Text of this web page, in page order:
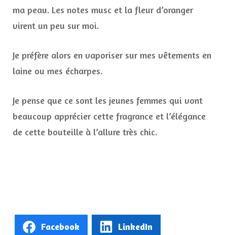
ma peau. Les notes musc et la fleur d’oranger
virent un peu sur moi.
Je préfère alors en vaporiser sur mes vêtements en
laine ou mes écharpes.
Je pense que ce sont les jeunes femmes qui vont
beaucoup apprécier cette fragrance et l’élégance
de cette bouteille à l’allure très chic.
Facebook LinkedIn